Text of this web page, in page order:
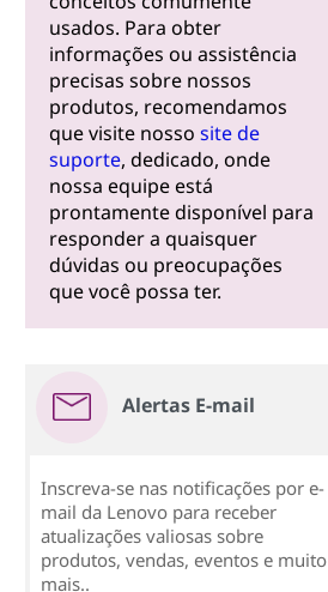
usados. Para obter
informações ou assistência
precisas sobre nossos
produtos, recomendamos
que visite nosso site de
suporte, dedicado, onde
nossa equipe está
prontamente disponível para
responder a quaisquer
dúvidas ou preocupações
que você possa ter.
Alertas E-mail
Inscreva-se nas notificações por e-
mail da Lenovo para receber
atualizações valiosas sobre
produtos, vendas, eventos e muito
mais..